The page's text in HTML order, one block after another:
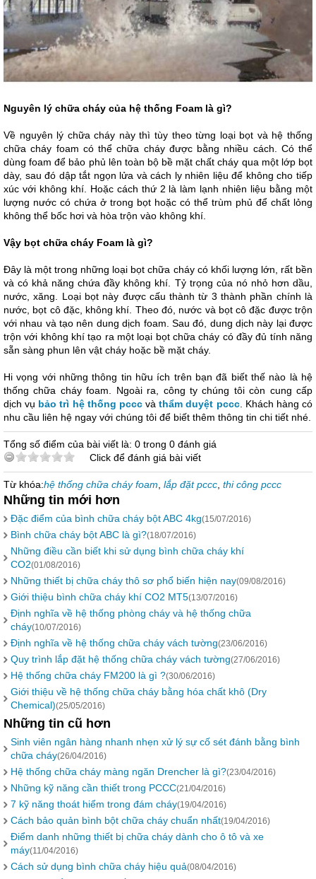
Nguyên lý chữa cháy của hệ thống Foam là gì?
Về nguyên lý chữa cháy này thì tùy theo từng loại bọt và hệ thống
chữa cháy foam có thể chữa cháy được bằng nhiều cách. Có thể
dùng foam để bảo phủ lên toàn bộ bề mặt chất cháy qua một lớp bọt
dày, sau đó dập tắt ngọn lửa và cách ly nhiên liệu để không cho tiếp
xúc với không khí. Hoặc cách thứ 2 là làm lạnh nhiên liệu bằng một
lượng nước có chứa ở trong bọt hoặc có thể trùm phủ để chất lỏng
không thể bốc hơi và hòa trộn vào không khí.
Vậy bọt chữa cháy Foam là gì?
Đây là một trong những loại bọt chữa cháy có khối lượng lớn, rất bền
và có khả năng chứa đầy không khí. Tỷ trọng của nó nhỏ hơn dầu,
nước, xăng. Loại bọt này được cấu thành từ 3 thành phần chính là
nước, bọt cô đặc, không khí. Theo đó, nước và bọt cô đặc được trộn
với nhau và tạo nên dung dịch foam. Sau đó, dung dịch này lại được
trộn với không khí tạo ra một loại bọt chữa cháy có đầy đủ tính năng
sẵn sàng phun lên vật cháy hoặc bề mặt cháy.
Hi vọng với những thông tin hữu ích trên bạn đã biết thế nào là hệ
thống chữa cháy foam. Ngoài ra, công ty chúng tôi còn cung cấp
dịch vụ bảo trì hệ thống pcccvàthẩm duyệt pccc. Khách hàng có
nhu cầu liên hệ ngay với chúng tôi để biết thêm thông tin chi tiết nhé.
Tổng số điểm của bài viết là: 0 trong 0 đánh giá
Click để đánh giá bài viết
Từ khóa:hệ thống chữa cháy foam lắp đặt pccc thi công pccc
Những tin mới hơn
Đặc điểm của bình chữa cháy bột ABC 4kg(15/07/2016)
Bình chữa cháy bột ABC là gì?(18/07/2016)
Những điều cần biết khi sử dụng bình chữa cháy khí
CO2(01/08/2016)
Những thiết bị chữa cháy thô sơ phổ biến hiện nay(09/08/2016)
Giới thiệu bình chữa cháy khí CO2 MT5(13/07/2016)
Định nghĩa về hệ thống phòng cháy và hệ thống chữa
cháy(10/07/2016)
Định nghĩa về hệ thống chữa cháy vách tường(23/06/2016)
Quy trình lắp đặt hệ thống chữa cháy vách tường(27/06/2016)
Hệ thống chữa cháy FM200 là gì ?(30/06/2016)
Giới thiệu về hệ thống chữa cháy bằng hóa chất khô (Dry
Chemical)(25/05/2016)
Những tin cũ hơn
Sinh viên ngân hàng nhanh nhẹn xử lý sự cố sét đánh bằng bình
chữa cháy(26/04/2016)
Hệ thống chữa cháy màng ngăn Drencher là gì?(23/04/2016)
Những kỹ năng cần thiết trong PCCC(21/04/2016)
7 kỹ năng thoát hiểm trong đám cháy(19/04/2016)
Cách bảo quản bình bột chữa cháy chuẩn nhất(19/04/2016)
Điểm danh những thiết bị chữa cháy dành cho ô tô và xe
máy(11/04/2016)
Cách sử dụng bình chữa cháy hiệu quả(08/04/2016)